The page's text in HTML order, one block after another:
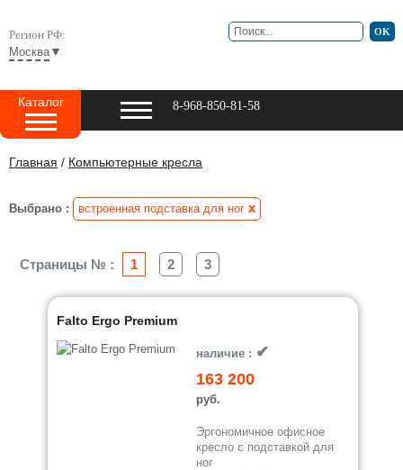
Регион РФ:
Москва ▼
Каталог 8-968-850-81-58
Главная / Компьютерные кресла
Выбрано : встроенная подставка для ног x
Страницы № : 1 2 3
Falto Ergo Premium
наличие : ✔
163 200
руб.
Эргономичное офисное
кресло с подставкой для
ног